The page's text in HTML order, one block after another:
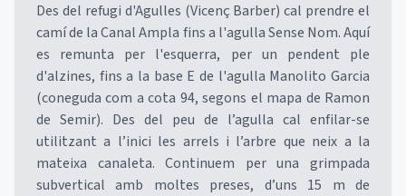
Des del refugi d'Agulles (Vicenç Barber) cal prendre el
camí de la Canal Ampla fins a l'agulla Sense Nom. Aquí
es remunta per l'esquerra, per un pendent ple
d'alzines, fins a la base E de l'agulla Manolito Garcia
(coneguda com a cota 94, segons el mapa de Ramon
de Semir). Des del peu de l’agulla cal enfilar-se
utilitzant a l’inici les arrels i l’arbre que neix a la
mateixa canaleta. Continuem per una grimpada
subvertical amb moltes preses, d’uns 15 m de